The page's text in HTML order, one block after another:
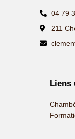
04 79
211
Liens